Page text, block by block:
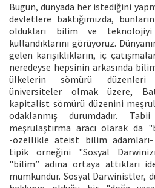
Bugün, dünyada her istediğini
devletlere baktığımızda,
oldukları bilim ve teknolojiyi
kullandıklarını görüyoruz.
gelen karışıklıkların, iç
neredeyse hepsinin arkasında
ülkelerin sömürü düzenleri
üniversiteler olmak üzere,
kapitalist sömürü düzenini
odaklanmış durumdadır.
meşrulaştırma aracı olarak da
-özellikle ateist bilim adamları-
tipik örneğini "Sosyal
"bilim” adına ortaya attıkları
mümkündür. Sosyal Darwinistler,